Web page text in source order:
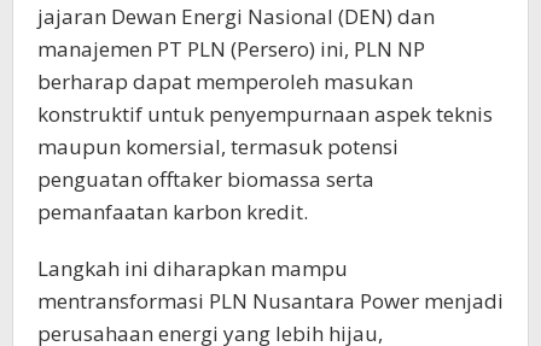
jajaran Dewan Energi Nasional (DEN) dan
manajemen PT PLN (Persero) ini, PLN NP
berharap dapat memperoleh masukan
konstruktif untuk penyempurnaan aspek teknis
maupun komersial, termasuk potensi
penguatan offtaker biomassa serta
pemanfaatan karbon kredit.
Langkah ini diharapkan mampu
mentransformasi PLN Nusantara Power menjadi
perusahaan energi yang lebih hijau,